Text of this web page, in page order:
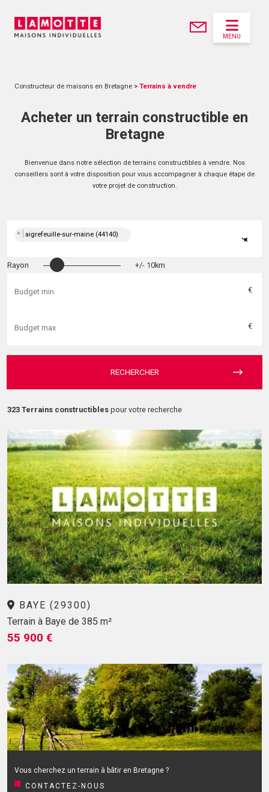
MENU
Constructeur de maisons en Bretagne > Terrains à vendre
Acheter un terrain constructible en
Bretagne
Bienvenue dans notre sélection de terrains constructibles à vendre. Nos
conseillers sont à votre disposition pour vous accompagner à chaque étape de
votre projet de construction.
×
× aigrefeuille-sur-maine (44140)
Rayon +/- 10km
€
€
RECHERCHER
323 Terrains constructibles pour votre recherche
BAYE (29300)
Terrain à Baye de 385 m²
55 900 €
Vous cherchez un terrain à bâtir en Bretagne ?
CONTACTEZ-NOUS